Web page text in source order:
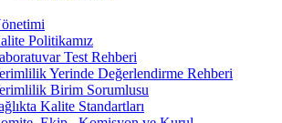
Politikamız
Test Rehberi
Yerinde Değerlendirme Rehberi
Birim Sorumlusu
Kalite Standartları